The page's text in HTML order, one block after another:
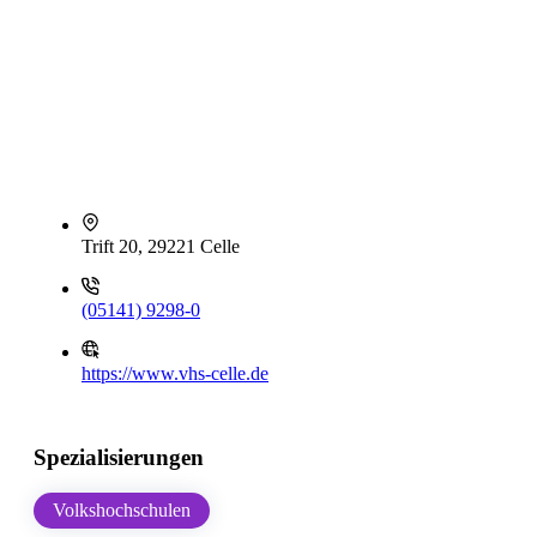
Trift 20, 29221 Celle
(05141) 9298-0
https://www.vhs-celle.de
Spezialisierungen
Volkshochschulen